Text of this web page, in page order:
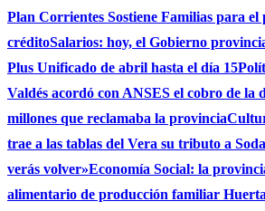
Plan Corrientes Sostiene Familias para el
créditoSalarios: hoy, el Gobierno
Plus Unificado de abril hasta el día 15
Valdés acordó con ANSES el cobro de la
millones que reclamaba la provincia
trae a las tablas del Vera su tributo a
verás volver»Economía Social: la
alimentario de producción familiar